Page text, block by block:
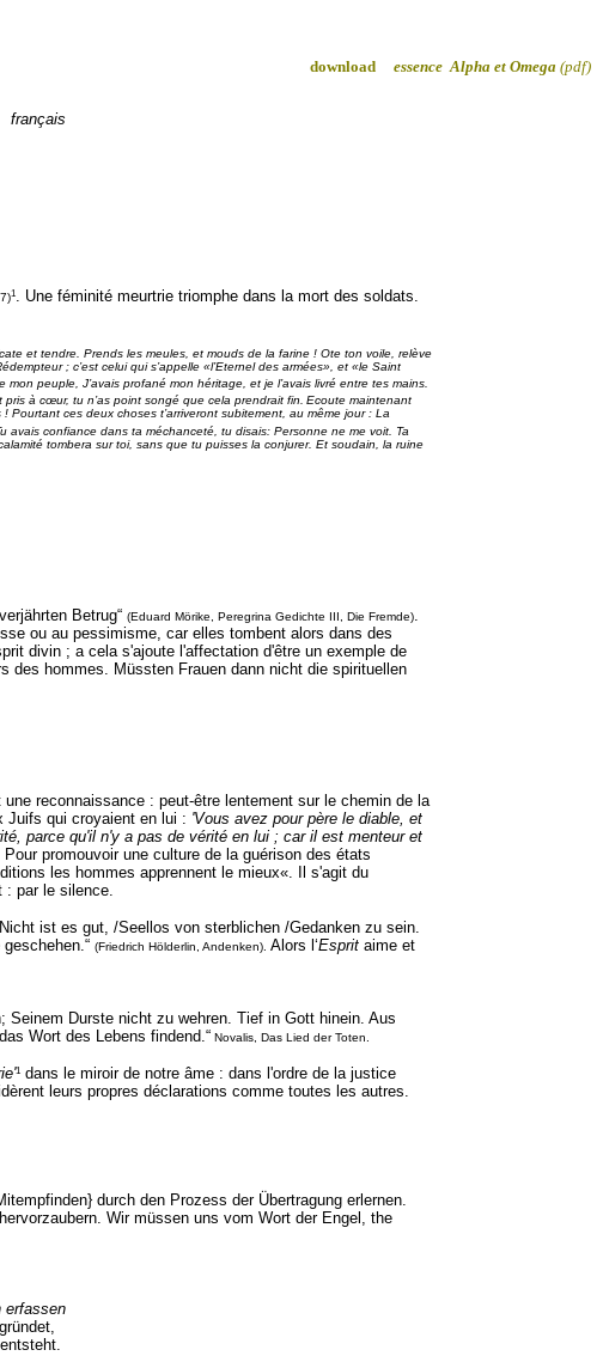
download essence Alpha et Omega (pdf)
français
1. Une féminité meurtrie triomphe dans la mort des soldats.
et tendre. Prends les meules, et mouds de la farine ! Ote ton voile, relève
; c’est celui qui s’appelle «l’Eternel des armées», et «le Saint
peuple, J’avais profané mon héritage, et je l’avais livré entre tes mains.
à cœur, tu n’as point songé que cela prendrait fin. Ecoute maintenant
ces deux choses t’arriveront subitement, au même jour : La
avais confiance dans ta méchanceté, tu disais: Personne ne me voit. Ta
tombera sur toi, sans que tu puisses la conjurer. Et soudain, la ruine
Betrug“ (Eduard Mörike, Peregrina Gedichte III, Die Fremde)
ou au pessimisme, car elles tombent alors dans des
divin ; a cela s'ajoute l'affectation d'être un exemple de
des hommes. Müssten Frauen dann nicht die spirituellen
reconnaissance : peut-être lentement sur le chemin de la
Juifs qui croyaient en lui : 'Vous avez pour père le diable, et
parce qu'il n'y a pas de vérité en lui ; car il est menteur et
promouvoir une culture de la guérison des états
les hommes apprennent le mieux«. Il s'agit du
: par le silence.
„Nicht ist es gut, /Seellos von sterblichen /Gedanken zu sein.
(Friedrich Hölderlin, Andenken). Alors l‘Esprit aime et
Seinem Durste nicht zu wehren. Tief in Gott hinein. Aus
Wort des Lebens findend.“ Novalis, Das Lied der Toten.
1 dans le miroir de notre âme : dans l'ordre de la justice
leurs propres déclarations comme toutes les autres.
durch den Prozess der Übertragung erlernen.
Wir müssen uns vom Wort der Engel, the
erfassen